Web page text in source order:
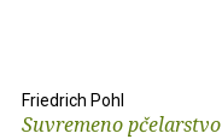
Friedrich Pohl
Suvremeno pčelarstvo